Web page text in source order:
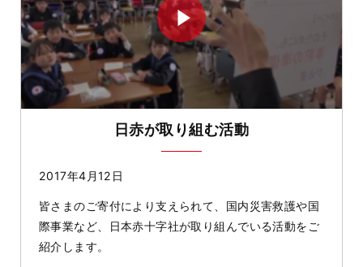
日赤が取り組む活動
2017年4月12日
皆さまのご寄付により支えられて、国内災害救護や国
際事業など、日本赤十字社が取り組んでいる活動をご
紹介します。